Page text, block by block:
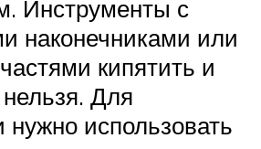
Инструменты с
наконечниками или
кипятить и
Для
использовать